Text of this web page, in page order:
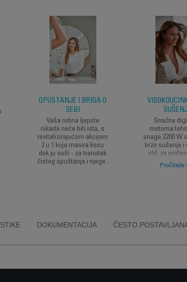
OPUŠTANJE I BRIGA O
SEBI
Vaša rutina ljepote
nikada neće biti ista, s
revitalizirajućom akcijom
2 u 1 koja masira kosu
dok ju suši - za trenutak
čistog opuštanja i njege..
Snažna
motorna
snage 2200 W
brzo sušenje i
stil, za
rezultate iz
vašeg
Pročitajte
DOKUMENTACIJA ČESTO